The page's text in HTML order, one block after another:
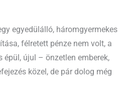
egyedülálló, háromgyermekes
félretett pénze nem volt, a
épül, újul – önzetlen emberek,
közel, de pár dolog még